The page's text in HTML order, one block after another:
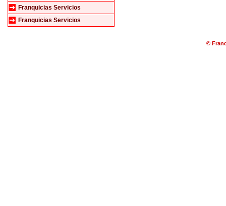
Franquicias Servicios
Franquicias Servicios
©